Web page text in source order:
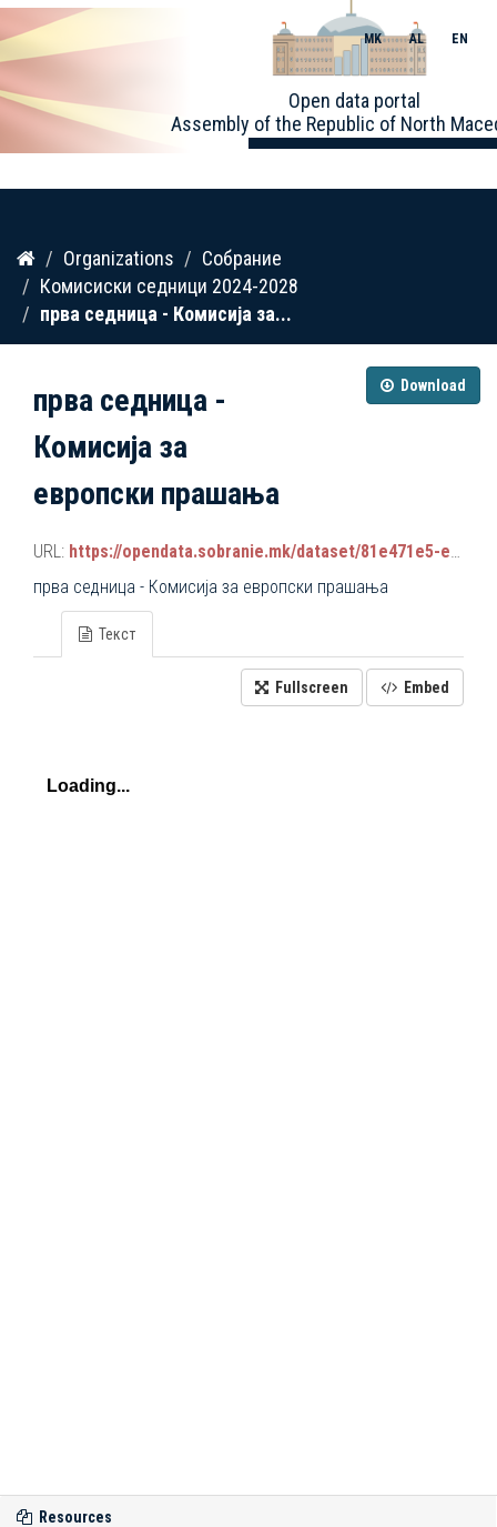
Skip
content
Open data portal
Assembly of the Republic of North
MK AL EN
Organizations
Собрание
Комисиски седници 2024-2028
прва седница - Комисија за...
Download
прва седница -
Комисија за
европски прашања
URL: https://opendata.sobranie.mk/dataset/81e471e5-e34b-4d92-9a38-9b6107e068a7/resource/e9c12d4d-7b33-4d0a-ab04-83fe8e6457b6/download/komisiski_sednici_2024-2028.json
прва седница - Комисија за европски прашања
Текст
Fullscreen Embed
Resources